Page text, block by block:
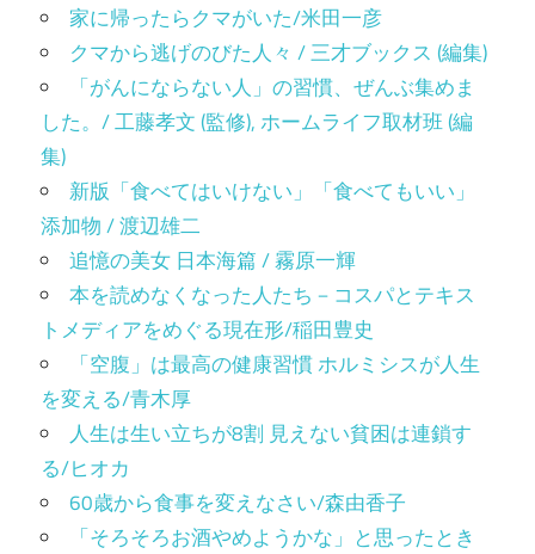
家に帰ったらクマがいた/米田一彦
クマから逃げのびた人々 / 三才ブックス (編集)
「がんにならない人」の習慣、ぜんぶ集めま
した。/ 工藤孝文 (監修), ホームライフ取材班 (編
集)
新版「食べてはいけない」「食べてもいい」
添加物 / 渡辺雄二
追憶の美女 日本海篇 / 霧原一輝
本を読めなくなった人たち－コスパとテキス
トメディアをめぐる現在形/稲田豊史
「空腹」は最高の健康習慣 ホルミシスが人生
を変える/青木厚
人生は生い立ちが8割 見えない貧困は連鎖す
る/ヒオカ
60歳から食事を変えなさい/森由香子
「そろそろお酒やめようかな」と思ったとき